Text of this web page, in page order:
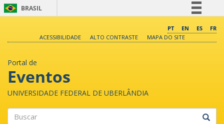
BRASIL
Comunica BR
PT EN ES
FR
ACESSIBILIDADE
ALTO CONTRASTE MAPA DO SITE
Portal de
Eventos
UNIVERSIDADE FEDERAL DE UBERLÂNDIA